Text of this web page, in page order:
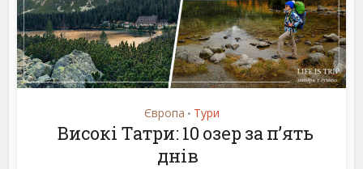
Європа • Тури
Високі Татри: 10 озер за п’ять
днів